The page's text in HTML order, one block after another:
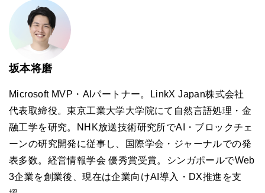
坂本将磨
Microsoft MVP・AIパートナー。LinkX Japan株式会社
代表取締役。東京工業大学大学院にて自然言語処理・金
融工学を研究。NHK放送技術研究所でAI・ブロックチェ
ーンの研究開発に従事し、国際学会・ジャーナルでの発
表多数。経営情報学会 優秀賞受賞。シンガポールでWeb
3企業を創業後、現在は企業向けAI導入・DX推進を支